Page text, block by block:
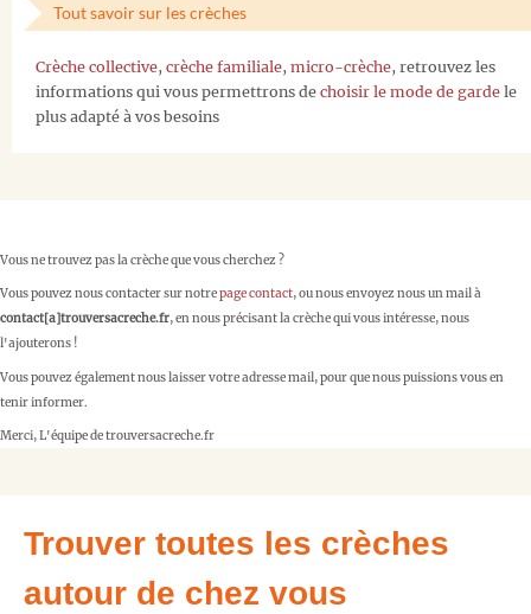
Tout savoir sur les crèches
Crèche collective, crèche familiale, micro-crèche, retrouvez les
informations qui vous permettrons de choisir le mode de garde le
plus adapté à vos besoins
Vous ne trouvez pas la crèche que vous cherchez ?
Vous pouvez nous contacter sur notrepage contact, ou nous envoyez nous un mail à
contact[a]trouversacreche.fr, en nous précisant la crèche qui vous intéresse, nous
l'ajouterons !
Vous pouvez également nous laisser votre adresse mail, pour que nous puissions vous en
tenir informer.
Merci, L'équipe de trouversacreche.fr
Trouver toutes les crèches
autour de chez vous